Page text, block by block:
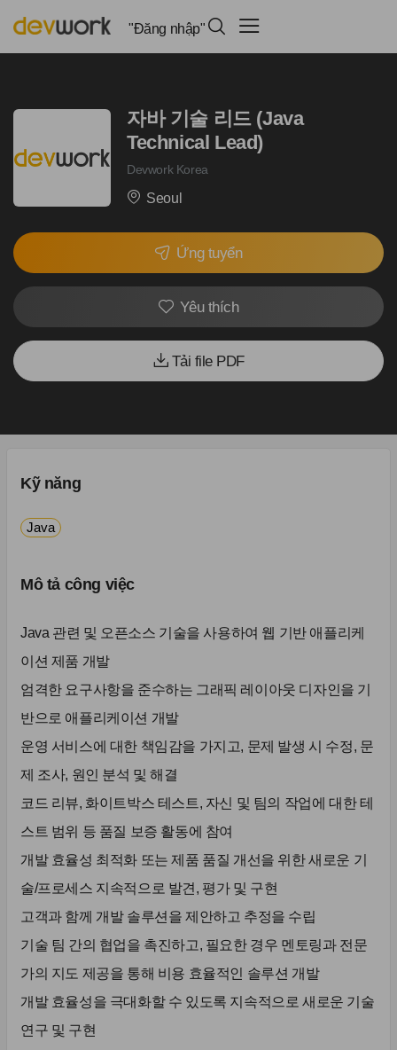
"Đăng nhập"
자바 기술 리드 (Java
Technical Lead)
Devwork Korea
Seoul
Ứng tuyển
Yêu thích
Tải file PDF
Kỹ năng
Java
Mô tả công việc
Java 관련 및 오픈소스 기술을 사용하여 웹 기반 애플리케
이션 제품 개발
엄격한 요구사항을 준수하는 그래픽 레이아웃 디자인을 기
반으로 애플리케이션 개발
운영 서비스에 대한 책임감을 가지고, 문제 발생 시 수정, 문
제 조사, 원인 분석 및 해결
코드 리뷰, 화이트박스 테스트, 자신 및 팀의 작업에 대한 테
스트 범위 등 품질 보증 활동에 참여
개발 효율성 최적화 또는 제품 품질 개선을 위한 새로운 기
술/프로세스 지속적으로 발견, 평가 및 구현
고객과 함께 개발 솔루션을 제안하고 추정을 수립
기술 팀 간의 협업을 촉진하고, 필요한 경우 멘토링과 전문
가의 지도 제공을 통해 비용 효율적인 솔루션 개발
개발 효율성을 극대화할 수 있도록 지속적으로 새로운 기술
연구 및 구현